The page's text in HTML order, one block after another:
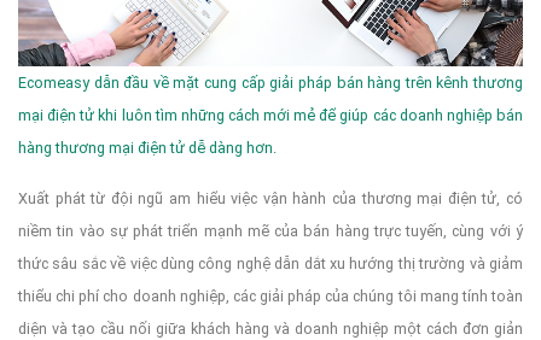
Ecomeasy dẫn đầu về mặt cung cấp giải pháp bán hàng trên kênh thương
mại điện tử khi luôn tìm những cách mới mẻ để giúp các doanh nghiệp bán
hàng thương mại điện tử dễ dàng hơn.
Xuất phát từ đội ngũ am hiểu việc vận hành của thương mại điện tử, có
niềm tin vào sự phát triển mạnh mẽ của bán hàng trực tuyến, cùng với ý
thức sâu sắc về việc dùng công nghệ dẫn dắt xu hướng thị trường và giảm
thiểu chi phí cho doanh nghiệp, các giải pháp của chúng tôi mang tính toàn
diện và tạo cầu nối giữa khách hàng và doanh nghiệp một cách đơn giản